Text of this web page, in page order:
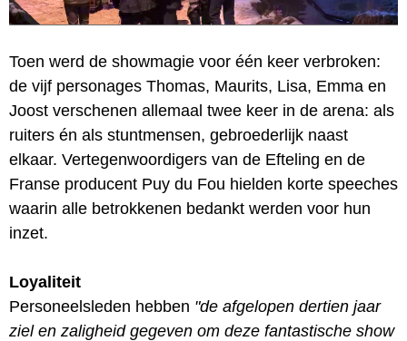
Toen werd de showmagie voor één keer verbroken:
de vijf personages Thomas, Maurits, Lisa, Emma en
Joost verschenen allemaal twee keer in de arena: als
ruiters én als stuntmensen, gebroederlijk naast
elkaar. Vertegenwoordigers van de Efteling en de
Franse producent Puy du Fou hielden korte speeches
waarin alle betrokkenen bedankt werden voor hun
inzet.
Loyaliteit
Personeelsleden hebben "de afgelopen dertien jaar
ziel en zaligheid gegeven om deze fantastische show